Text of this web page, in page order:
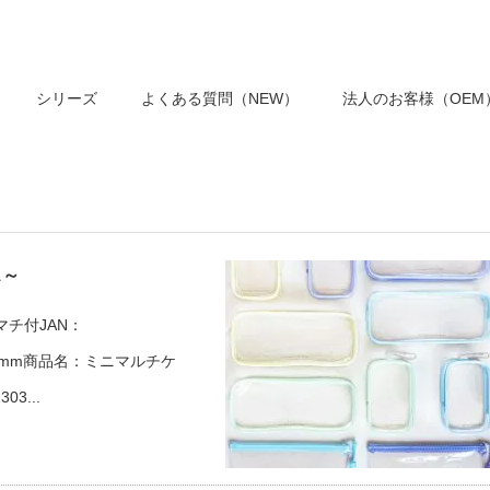
シリーズ よくある質問（NEW） 法人のお客様（OEM
付JAN：
商品名：ミニマルチケ